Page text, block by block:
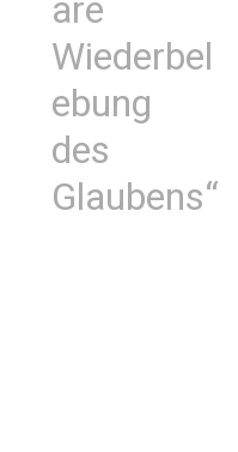
are
Wiederbel
ebung
des
Glaubens“